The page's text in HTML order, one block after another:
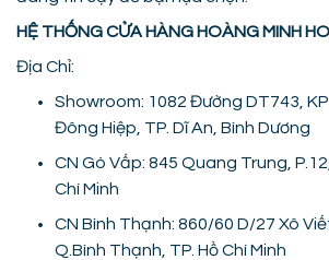
HỆ THỐNG CỬA HÀNG HOÀNG MINH
Địa Chỉ:
Showroom: 1082 Đường DT743,
Đông Hiệp, TP. Dĩ An, Bình Dương
CN Gò Vấp: 845 Quang Trung,
Chí Minh
CN Bình Thạnh: 860/60 D/27 Xô
Q.Bình Thạnh, TP. Hồ Chí Minh